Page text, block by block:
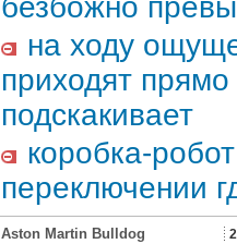
безбожно
на ходу
приходят
подскакивает
коробка-
переключении
Aston Martin Bulldog